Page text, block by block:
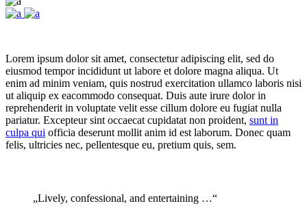
Lorem ipsum dolor sit amet, consectetur adipiscing elit, sed do
eiusmod tempor incididunt ut labore et dolore magna aliqua. Ut
enim ad minim veniam, quis nostrud exercitation ullamco laboris nisi
ut aliquip ex eacommodo consequat. Duis aute irure dolor in
reprehenderit in voluptate velit esse cillum dolore eu fugiat nulla
pariatur. Excepteur sint occaecat cupidatat non proident, sunt in
culpa qui officia deserunt mollit anim id est laborum. Donec quam
felis, ultricies nec, pellentesque eu, pretium quis, sem.
„Lively, confessional, and entertaining …“